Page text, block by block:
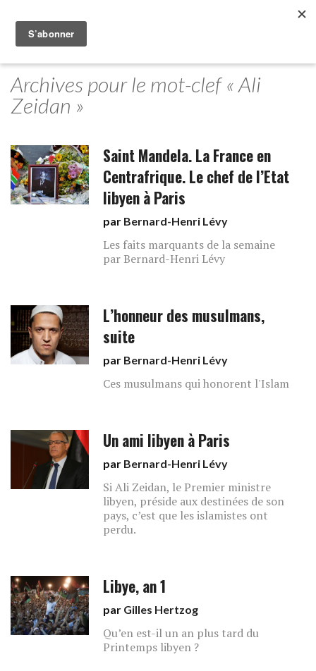
Archives pour le mot-clef « Ali
Zeidan »
Saint Mandela. La France en
Centrafrique. Le chef de l’Etat
libyen à Paris
par Bernard-Henri Lévy
Les faits marquants de la semaine
par Bernard-Henri Lévy
L’honneur des musulmans,
suite
par Bernard-Henri Lévy
Ces musulmans qui honorent l'Islam
Un ami libyen à Paris
par Bernard-Henri Lévy
Si Ali Zeidan, le Premier ministre
libyen, préside aux destinées de son
pays, c’est que les islamistes ont
perdu.
Libye, an 1
par Gilles Hertzog
Qu’en est-il un an plus tard du
Printemps libyen ?